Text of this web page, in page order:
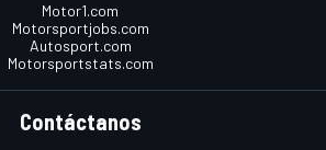
Motor1.com
Motorsportjobs.com
Autosport.com
Motorsportstats.com
Contáctanos